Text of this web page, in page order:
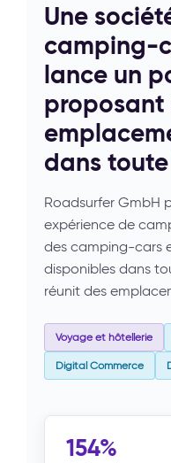
Une
camping-
lance un
proposant
dans toute
Roadsurfer GmbH
expérience de
des camping-cars
disponibles dans
réunit des
Voyage et hôtellerie
Digital Commerce
154%